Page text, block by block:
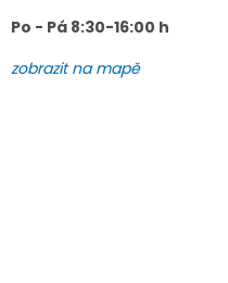
Po - Pá 8:30-16:00 h
zobrazit na mapě